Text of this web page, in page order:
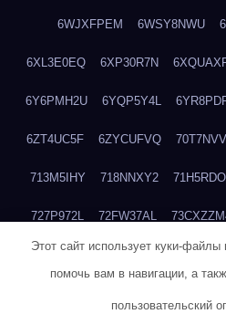
6WJXFPEM 6WSY8NWU
6XL3E0EQ 6XP30R7N
6Y6PMH2U 6YQP5Y4L
6ZT4UC5F 6ZYCUFVQ
713M5IHY 718NNXY2
727P972L 72FW37AL
73VKAF4E 740HGIUK
Этот сайт использует куки-файлы
помочь вам в навигации, а
пользовательский